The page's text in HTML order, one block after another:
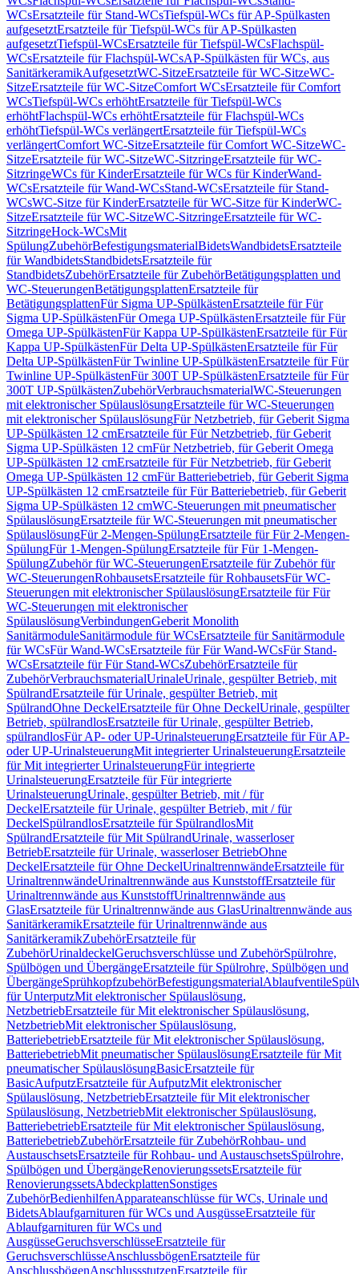
WCsErsatzteile für Stand-WCsTiefspül-WCs für AP-Spülkasten
aufgesetztErsatzteile für Tiefspül-WCs für AP-Spülkasten
aufgesetztTiefspül-WCsErsatzteile für Tiefspül-WCsFlachspül-
WCsErsatzteile für Flachspül-WCsAP-Spülkästen für WCs, aus
SanitärkeramikAufgesetztWC-SitzeErsatzteile für WC-SitzeWC-
SitzeErsatzteile für WC-SitzeComfort WCsErsatzteile für Comfort
WCsTiefspül-WCs erhöhtErsatzteile für Tiefspül-WCs
erhöhtFlachspül-WCs erhöhtErsatzteile für Flachspül-WCs
erhöhtTiefspül-WCs verlängertErsatzteile für Tiefspül-WCs
verlängertComfort WC-SitzeErsatzteile für Comfort WC-SitzeWC-
SitzeErsatzteile für WC-SitzeWC-SitzringeErsatzteile für WC-
SitzringeWCs für KinderErsatzteile für WCs für KinderWand-
WCsErsatzteile für Wand-WCsStand-WCsErsatzteile für Stand-
WCsWC-Sitze für KinderErsatzteile für WC-Sitze für KinderWC-
SitzeErsatzteile für WC-SitzeWC-SitzringeErsatzteile für WC-
SitzringeHock-WCsMit
SpülungZubehörBefestigungsmaterialBidetsWandbidetsErsatzteile
für WandbidetsStandbidetsErsatzteile für
StandbidetsZubehörErsatzteile für ZubehörBetätigungsplatten und
WC-SteuerungenBetätigungsplattenErsatzteile für
BetätigungsplattenFür Sigma UP-SpülkästenErsatzteile für Für
Sigma UP-SpülkästenFür Omega UP-SpülkästenErsatzteile für Für
Omega UP-SpülkästenFür Kappa UP-SpülkästenErsatzteile für Für
Kappa UP-SpülkästenFür Delta UP-SpülkästenErsatzteile für Für
Delta UP-SpülkästenFür Twinline UP-SpülkästenErsatzteile für Für
Twinline UP-SpülkästenFür 300T UP-SpülkästenErsatzteile für Für
300T UP-SpülkästenZubehörVerbrauchsmaterialWC-Steuerungen
mit elektronischer SpülauslösungErsatzteile für WC-Steuerungen
mit elektronischer SpülauslösungFür Netzbetrieb, für Geberit Sigma
UP-Spülkästen 12 cmErsatzteile für Für Netzbetrieb, für Geberit
Sigma UP-Spülkästen 12 cmFür Netzbetrieb, für Geberit Omega
UP-Spülkästen 12 cmErsatzteile für Für Netzbetrieb, für Geberit
Omega UP-Spülkästen 12 cmFür Batteriebetrieb, für Geberit Sigma
UP-Spülkästen 12 cmErsatzteile für Für Batteriebetrieb, für Geberit
Sigma UP-Spülkästen 12 cmWC-Steuerungen mit pneumatischer
SpülauslösungErsatzteile für WC-Steuerungen mit pneumatischer
SpülauslösungFür 2-Mengen-SpülungErsatzteile für Für 2-Mengen-
SpülungFür 1-Mengen-SpülungErsatzteile für Für 1-Mengen-
SpülungZubehör für WC-SteuerungenErsatzteile für Zubehör für
WC-SteuerungenRohbausetsErsatzteile für RohbausetsFür WC-
Steuerungen mit elektronischer SpülauslösungErsatzteile für Für
WC-Steuerungen mit elektronischer
SpülauslösungVerbindungenGeberit Monolith
SanitärmoduleSanitärmodule für WCsErsatzteile für Sanitärmodule
für WCsFür Wand-WCsErsatzteile für Für Wand-WCsFür Stand-
WCsErsatzteile für Für Stand-WCsZubehörErsatzteile für
ZubehörVerbrauchsmaterialUrinaleUrinale, gespülter Betrieb, mit
SpülrandErsatzteile für Urinale, gespülter Betrieb, mit
SpülrandOhne DeckelErsatzteile für Ohne DeckelUrinale, gespülter
Betrieb, spülrandlosErsatzteile für Urinale, gespülter Betrieb,
spülrandlosFür AP- oder UP-UrinalsteuerungErsatzteile für Für AP-
oder UP-UrinalsteuerungMit integrierter UrinalsteuerungErsatzteile
für Mit integrierter UrinalsteuerungFür integrierte
UrinalsteuerungErsatzteile für Für integrierte
UrinalsteuerungUrinale, gespülter Betrieb, mit / für
DeckelErsatzteile für Urinale, gespülter Betrieb, mit / für
DeckelSpülrandlosErsatzteile für SpülrandlosMit
SpülrandErsatzteile für Mit SpülrandUrinale, wasserloser
BetriebErsatzteile für Urinale, wasserloser BetriebOhne
DeckelErsatzteile für Ohne DeckelUrinaltrennwändeErsatzteile für
UrinaltrennwändeUrinaltrennwände aus KunststoffErsatzteile für
Urinaltrennwände aus KunststoffUrinaltrennwände aus
GlasErsatzteile für Urinaltrennwände aus GlasUrinaltrennwände aus
SanitärkeramikErsatzteile für Urinaltrennwände aus
SanitärkeramikZubehörErsatzteile für
ZubehörUrinaldeckelGeruchsverschlüsse und ZubehörSpülrohre,
Spülbögen und ÜbergängeErsatzteile für Spülrohre, Spülbögen und
ÜbergängeSprühkopfzubehörBefestigungsmaterialAblaufventile
für UnterputzMit elektronischer Spülauslösung,
NetzbetriebErsatzteile für Mit elektronischer Spülauslösung,
NetzbetriebMit elektronischer Spülauslösung,
BatteriebetriebErsatzteile für Mit elektronischer Spülauslösung,
BatteriebetriebMit pneumatischer SpülauslösungErsatzteile für Mit
pneumatischer SpülauslösungBasicErsatzteile für
BasicAufputzErsatzteile für AufputzMit elektronischer
Spülauslösung, NetzbetriebErsatzteile für Mit elektronischer
Spülauslösung, NetzbetriebMit elektronischer Spülauslösung,
BatteriebetriebErsatzteile für Mit elektronischer Spülauslösung,
BatteriebetriebZubehörErsatzteile für ZubehörRohbau- und
AustauschsetsErsatzteile für Rohbau- und AustauschsetsSpülrohre,
Spülbögen und ÜbergängeRenovierungssetsErsatzteile für
RenovierungssetsAbdeckplattenSonstiges
ZubehörBedienhilfenApparateanschlüsse für WCs, Urinale und
BidetsAblaufgarnituren für WCs und AusgüsseErsatzteile für
Ablaufgarnituren für WCs und
AusgüsseGeruchsverschlüsseErsatzteile für
GeruchsverschlüsseAnschlussbögenErsatzteile für
AnschlussbögenAnschlussstutzenErsatzteile für